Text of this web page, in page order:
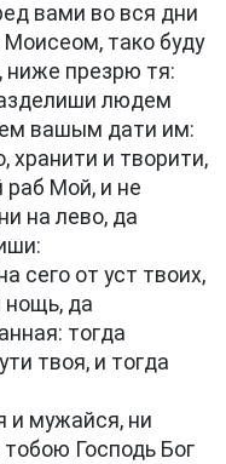
вами во вся дни
тако буду
ниже презрю тя:
людем
вашым дати им:
хранити и творити,
Мой, и не
на лево, да
сего от уст твоих,
нощь, да
тогда
твоя, и тогда
и мужайся, ни
Господь Бог